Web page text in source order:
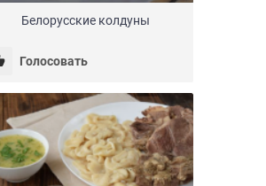
Белорусские колдуны
Голосовать